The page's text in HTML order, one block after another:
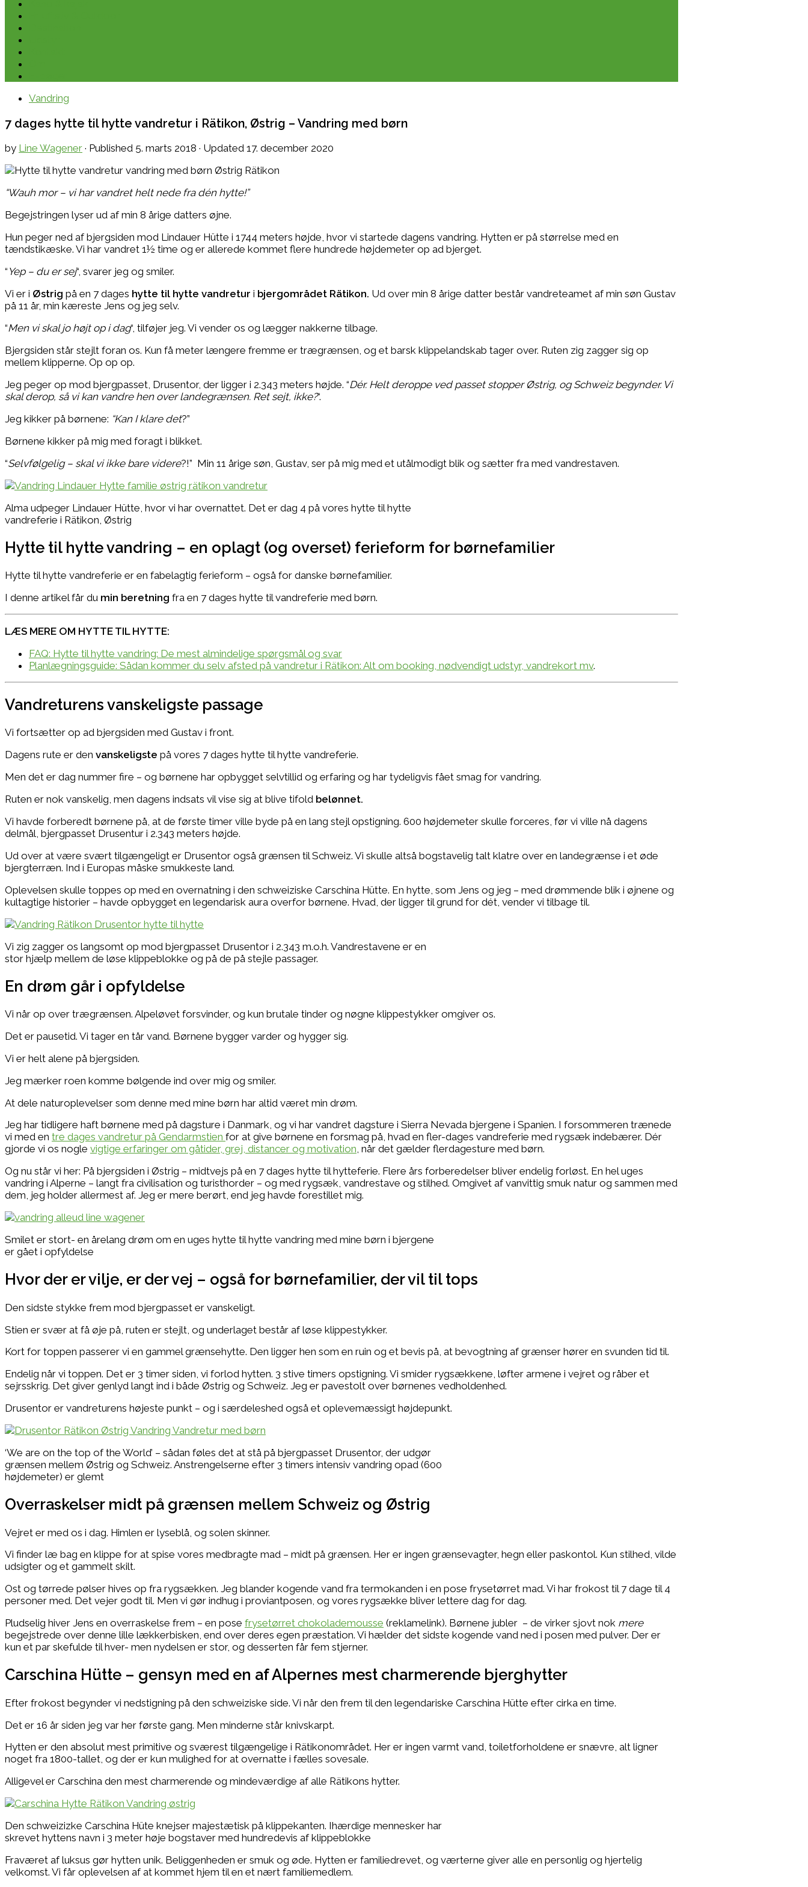
Vandring
7 dages hytte til hytte vandretur i Rätikon, Østrig – Vandring med børn
by Line Wagener · Published 5. marts 2018 · Updated 17. december 2020
“Wauh mor – vi har vandret helt nede fra dén hytte!”
Begejstringen lyser ud af min 8 årige datters øjne.
Hun peger ned af bjergsiden mod Lindauer Hütte i 1744 meters højde, hvor vi startede dagens vandring. Hytten er på størrelse med en
tændstikæske. Vi har vandret 1½ time og er allerede kommet flere hundrede højdemeter op ad bjerget.
“ Yep – du er sej“, svarer jeg og smiler.
Vi er i Østrig på en 7 dages hytte til hytte vandretur i bjergområdet Rätikon. Ud over min 8 årige datter består vandreteamet af min søn Gustav
på 11 år, min kæreste Jens og jeg selv.
“Men vi skal jo højt op i dag“, tilføjer jeg. Vi vender os og lægger nakkerne tilbage.
Bjergsiden står stejlt foran os. Kun få meter længere fremme er trægrænsen, og et barsk klippelandskab tager over. Ruten zig zagger sig op
mellem klipperne. Op op op.
Jeg peger op mod bjergpasset, Drusentor, der ligger i 2.343 meters højde. “Dér. Helt deroppe ved passet stopper Østrig, og Schweiz begynder. Vi
skal derop, så vi kan vandre hen over landegrænsen. Ret sejt, ikke?“.
Jeg kikker på børnene: “Kan I klare det?”
Børnene kikker på mig med foragt i blikket.
“Selvfølgelig – skal vi ikke bare videre?!” Min 11 årige søn, Gustav, ser på mig med et utålmodigt blik og sætter fra med vandrestaven.
Alma udpeger Lindauer Hütte, hvor vi har overnattet. Det er dag 4 på vores hytte til hytte
vandreferie i Rätikon, Østrig
Hytte til hytte vandring – en oplagt (og overset) ferieform for børnefamilier
Hytte til hytte vandreferie er en fabelagtig ferieform – også for danske børnefamilier.
I denne artikel får du min beretning fra en 7 dages hytte til vandreferie med børn.
LÆS MERE OM HYTTE TIL HYTTE:
FAQ: Hytte til hytte vandring: De mest almindelige spørgsmål og svar
Planlægningsguide: Sådan kommer du selv afsted på vandretur i Rätikon: Alt om booking, nødvendigt udstyr, vandrekort mv.
Vandreturens vanskeligste passage
Vi fortsætter op ad bjergsiden med Gustav i front.
Dagens rute er den vanskeligste på vores 7 dages hytte til hytte vandreferie.
Men det er dag nummer fire – og børnene har opbygget selvtillid og erfaring og har tydeligvis fået smag for vandring.
Ruten er nok vanskelig, men dagens indsats vil vise sig at blive tifold belønnet.
Vi havde forberedt børnene på, at de første timer ville byde på en lang stejl opstigning. 600 højdemeter skulle forceres, før vi ville nå dagens
delmål, bjergpasset Drusentur i 2.343 meters højde.
Ud over at være svært tilgængeligt er Drusentor også grænsen til Schweiz. Vi skulle altså bogstavelig talt klatre over en landegrænse i et øde
bjergterræn. Ind i Europas måske smukkeste land.
Oplevelsen skulle toppes op med en overnatning i den schweiziske Carschina Hütte. En hytte, som Jens og jeg – med drømmende blik i øjnene og
kultagtige historier – havde opbygget en legendarisk aura overfor børnene. Hvad, der ligger til grund for dét, vender vi tilbage til.
Vi zig zagger os langsomt op mod bjergpasset Drusentor i 2.343 m.o.h. Vandrestavene er en
stor hjælp mellem de løse klippeblokke og på de på stejle passager.
En drøm går i opfyldelse
Vi når op over trægrænsen. Alpeløvet forsvinder, og kun brutale tinder og nøgne klippestykker omgiver os.
Det er pausetid. Vi tager en tår vand. Børnene bygger varder og hygger sig.
Vi er helt alene på bjergsiden.
Jeg mærker roen komme bølgende ind over mig og smiler.
At dele naturoplevelser som denne med mine børn har altid været min drøm.
Jeg har tidligere haft børnene med på dagsture i Danmark, og vi har vandret dagsture i Sierra Nevada bjergene i Spanien. I forsommeren trænede
vi med en tre dages vandretur på Gendarmstien for at give børnene en forsmag på, hvad en fler-dages vandreferie med rygsæk indebærer. Dér
gjorde vi os nogle vigtige erfaringer om gåtider, grej, distancer og motivation, når det gælder flerdagesture med børn.
Og nu står vi her: På bjergsiden i Østrig – midtvejs på en 7 dages hytte til hytteferie. Flere års forberedelser bliver endelig forløst. En hel uges
vandring i Alperne – langt fra civilisation og turisthorder – og med rygsæk, vandrestave og stilhed. Omgivet af vanvittig smuk natur og sammen med
dem, jeg holder allermest af. Jeg er mere berørt, end jeg havde forestillet mig.
Smilet er stort- en årelang drøm om en uges hytte til hytte vandring med mine børn i bjergene
er gået i opfyldelse
Hvor der er vilje, er der vej – også for børnefamilier, der vil til tops
Den sidste stykke frem mod bjergpasset er vanskeligt.
Stien er svær at få øje på, ruten er stejlt, og underlaget består af løse klippestykker.
Kort for toppen passerer vi en gammel grænsehytte. Den ligger hen som en ruin og et bevis på, at bevogtning af grænser hører en svunden tid til.
Endelig når vi toppen. Det er 3 timer siden, vi forlod hytten. 3 stive timers opstigning. Vi smider rygsækkene, løfter armene i vejret og råber et
sejrsskrig. Det giver genlyd langt ind i både Østrig og Schweiz. Jeg er pavestolt over børnenes vedholdenhed.
Drusentor er vandreturens højeste punkt – og i særdeleshed også et oplevemæssigt højdepunkt.
‘We are on the top of the World’ – sådan føles det at stå på bjergpasset Drusentor, der udgør
grænsen mellem Østrig og Schweiz. Anstrengelserne efter 3 timers intensiv vandring opad (600
højdemeter) er glemt
Overraskelser midt på grænsen mellem Schweiz og Østrig
Vejret er med os i dag. Himlen er lyseblå, og solen skinner.
Vi finder læ bag en klippe for at spise vores medbragte mad – midt på grænsen. Her er ingen grænsevagter, hegn eller paskontol. Kun stilhed, vilde
udsigter og et gammelt skilt.
Ost og tørrede pølser hives op fra rygsækken. Jeg blander kogende vand fra termokanden i en pose frysetørret mad. Vi har frokost til 7 dage til 4
personer med. Det vejer godt til. Men vi gør indhug i proviantposen, og vores rygsække bliver lettere dag for dag.
Pludselig hiver Jens en overraskelse frem – en pose frysetørret chokolademousse (reklamelink). Børnene jubler – de virker sjovt nok mere
begejstrede over denne lille lækkerbisken, end over deres egen præstation. Vi hælder det sidste kogende vand ned i posen med pulver. Der er
kun et par skefulde til hver- men nydelsen er stor, og desserten får fem stjerner.
Carschina Hütte – gensyn med en af Alpernes mest charmerende bjerghytter
Efter frokost begynder vi nedstigning på den schweiziske side. Vi når den frem til den legendariske Carschina Hütte efter cirka en time.
Det er 16 år siden jeg var her første gang. Men minderne står knivskarpt.
Hytten er den absolut mest primitive og sværest tilgængelige i Rätikonområdet. Her er ingen varmt vand, toiletforholdene er snævre, alt ligner
noget fra 1800-tallet, og der er kun mulighed for at overnatte i fælles sovesale.
Alligevel er Carschina den mest charmerende og mindeværdige af alle Rätikons hytter.
Den schweizizke Carschina Hüte knejser majestætisk på klippekanten. Ihærdige mennesker har
skrevet hyttens navn i 3 meter høje bogstaver med hundredevis af klippeblokke
Fraværet af luksus gør hytten unik. Beliggenheden er smuk og øde. Hytten er familiedrevet, og værterne giver alle en personlig og hjertelig
velkomst. Vi får oplevelsen af at kommet hjem til en et nært familiemedlem.